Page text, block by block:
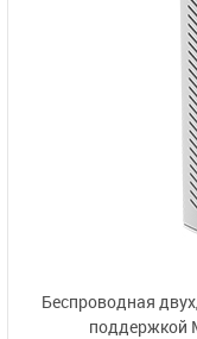
Беспроводная
поддержкой